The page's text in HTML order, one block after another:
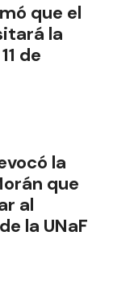
que el
la
de
la
que
al
la UNaF